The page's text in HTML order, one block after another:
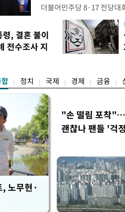
더불어민주당 8·17 전당대
보가 8일 제주·인천 지역
다. 앞서 정청래 후보 우세
·울산·경남 경선에서 1승
제주·인천 경선에서 이기
령, 결혼 불이
전수조사 지
정치 국제 경제 금융
노무현·
"손 떨림 포착
괜찮나 팬들 '걱